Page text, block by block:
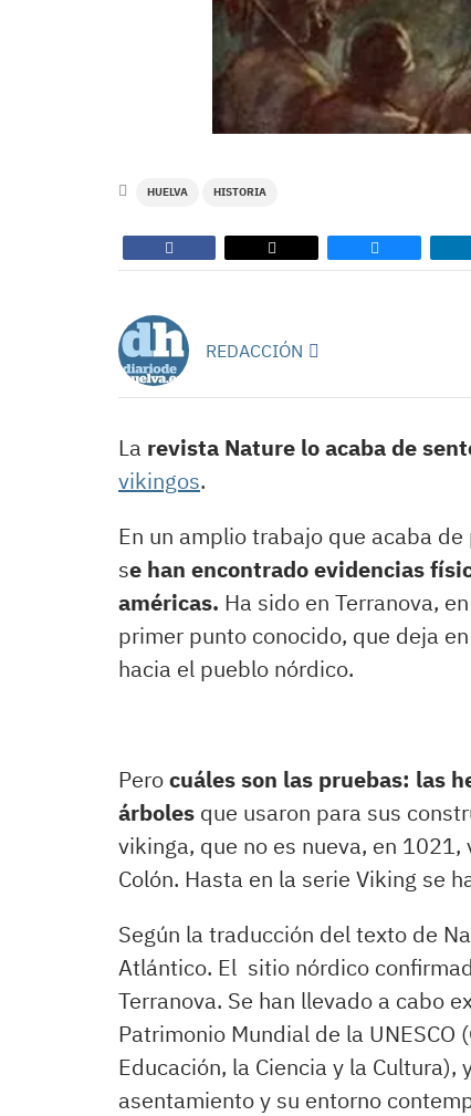
HUELVA HISTORIA
REDACCIÓN
La revista Nature lo acaba de
vikingos.
En un amplio trabajo que acaba
se han encontrado evidencias
américas. Ha sido en Terranova,
primer punto conocido, que deja
hacia el pueblo nórdico.
Perocuáles son las pruebas: las
árboles que usaron para sus
vikinga, que no es nueva, en
Colón. Hasta en la serie Viking se
Según la traducción del texto de
Atlántico. El sitio nórdico
Terranova. Se han llevado a cabo
Patrimonio Mundial de la
Educación, la Ciencia y la
asentamiento y su entorno